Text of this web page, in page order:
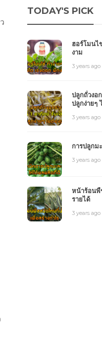
TODAY'S PICK
ฮอร์โมนไ
งาม
3 years ago
ปลูกถั่วงอ
ปลูกง่ายๆ
3 years ago
การปลูกม
3 years ago
หน้าร้อนพื
รายได้
3 years ago